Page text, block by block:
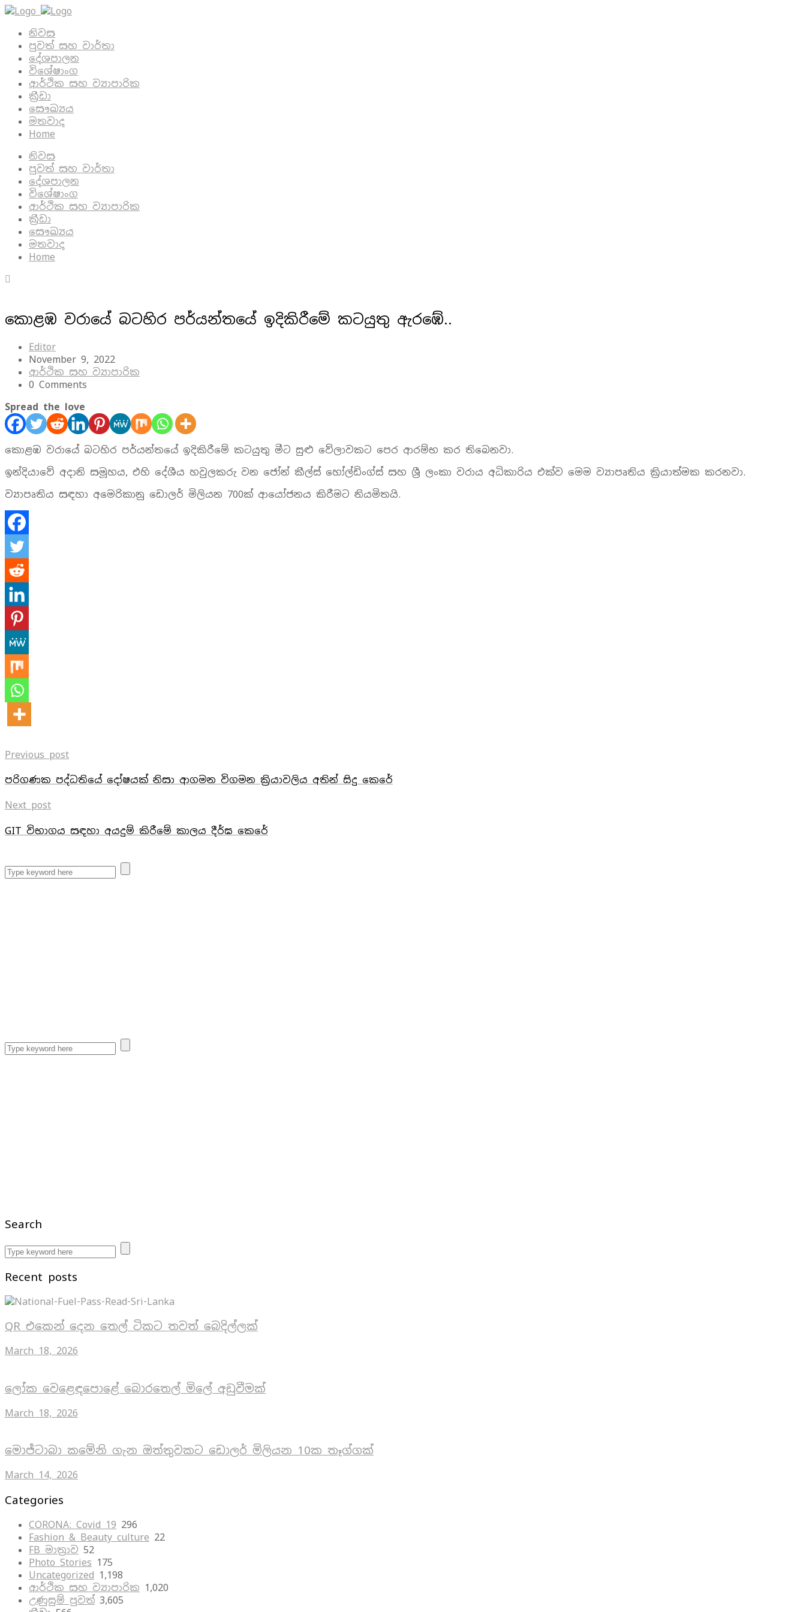
නිවස
පුවත් සහ වාර්තා
දේශපාලන
විශේෂාංග
ආර්ථික සහ ව්‍යාපාරික
ක්‍රීඩා
සෞඛ්‍යය
මතවාද
Home
නිවස
පුවත් සහ වාර්තා
දේශපාලන
විශේෂාංග
ආර්ථික සහ ව්‍යාපාරික
ක්‍රීඩා
සෞඛ්‍යය
මතවාද
Home
කොළඹ වරායේ බටහිර පර්යන්තයේ ඉදිකිරීමේ කටයුතු ඇරඹේ..
Editor
November 9, 2022
ආර්ථික සහ ව්‍යාපාරික
0 Comments
Spread the love
කොළඹ වරායේ බටහිර පර්යන්තයේ ඉදිකිරීමේ කටයුතු මීට සුළු වේලාවකට පෙර ආරම්භ කර තිබෙනවා.
ඉන්දියාවේ අදානි සමූහය, එහි දේශීය හවුලකරු වන ජෝන් කීල්ස් හෝල්ඩිංග්ස් සහ ශ්‍රී ලංකා වරාය අධිකාරිය එක්ව මෙම ව්‍යාපෘතිය ක්‍රියාත්මක කරනවා.
ව්‍යාපෘතිය සඳහා අමෙරිකානු ඩොලර් මිලියන 700ක් ආයෝජනය කිරීමට නියමිතයි.
Previous post
පරිගණක පද්ධතියේ දෝෂයක් නිසා ආගමන විගමන ක්‍රියාවලිය අතින් සිදු කෙරේ
Next post
GIT විභාගය සඳහා අයදුම් කිරීමේ කාලය දීර්ඝ කෙරේ
Search
Recent posts
QR එකෙන් දෙන තෙල් ටිකට තවත් බෙදිල්ලක්
March 18, 2026
ලෝක වෙළෙඳපොළේ බොරතෙල් මිලේ අඩුවීමක්
March 18, 2026
මොජ්ටාබා කමේනි ගැන ඔත්තුවකට ඩොලර් මිලියන 10ක තෑග්ගක්
March 14, 2026
Categories
CORONA: Covid 19 296
Fashion & Beauty culture 22
FB මාත්‍රාව 52
Photo Stories 175
Uncategorized 1,198
ආර්ථික සහ ව්‍යාපාරික 1,020
උණුසුම් පුවත් 3,605